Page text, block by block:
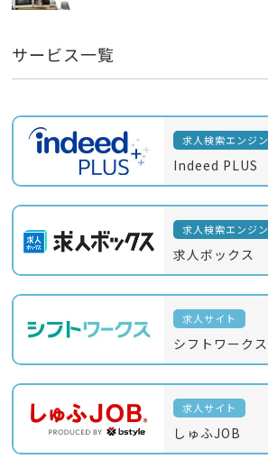
サービス一覧
求人検索エンジン
Indeed PLUS
求人検索エンジン
求人ボックス
求人サイト
シフトワークス
求人サイト
しゅふJOB